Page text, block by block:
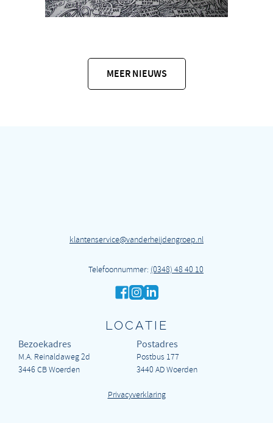
MEER NIEUWS
klantenservice@vanderheijdengroep.nl
Telefoonnummer: (0348) 48 40 10
LOCATIE
Bezoekadres
M.A. Reinaldaweg 2d
3446 CB Woerden
Postadres
Postbus 177
3440 AD Woerden
Privacyverklaring